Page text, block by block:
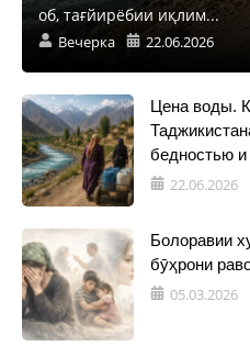
об, тағйирёбии иқлим...
Вечерка 22.06.2026
Цена воды.
бедностью
22.06.2026
Болоравии
бӯҳрони
05.03.2026